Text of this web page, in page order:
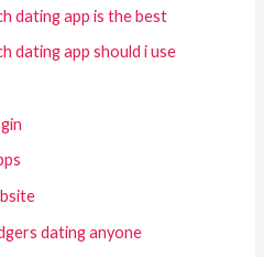
dating app is the best
dating app should i use
dating anyone